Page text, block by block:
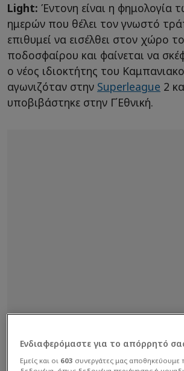
Light: Έντονη είναι η φημολογία
ημερών που θέλει τον γνωστό
επιθυμεί να εισέλθει στον χώρο
ποδοσφαίρου και φαίνεται να
ο νέος ιδιοκτήτης του
αγωνιζόταν στην Superleague 2
υποβιβάστηκε στην Γ΄Εθνική.
Ενδιαφερόμαστε για το απόρρητό
Εμείς και οι 603 συνεργάτες μας